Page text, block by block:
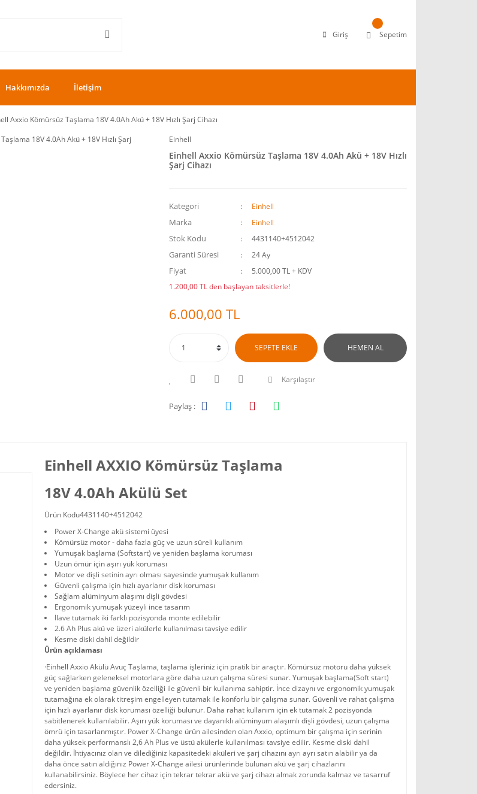
Giriş Sepetim
Hakkımızda İletişim
Axxio Kömürsüz Taşlama 18V 4.0Ah Akü + 18V Hızlı Şarj Cihazı
Einhell
Einhell Axxio Kömürsüz Taşlama 18V 4.0Ah Akü + 18V Hızlı
Şarj Cihazı
Kategori Einhell
Marka Einhell
Stok Kodu 4431140+4512042
Garanti Süresi 24 Ay
Fiyat
5.000,00 TL + KDV
1.200,00 TL den başlayan taksitlerle!
6.000,00 TL
SEPETE EKLE HEMEN AL
Karşılaştır
Paylaş :
Einhell AXXIO Kömürsüz Taşlama
18V 4.0Ah Akülü Set
Ürün Kodu4431140+4512042
Power X-Change akü sistemi üyesi
Kömürsüz motor - daha fazla güç ve uzun süreli kullanım
Yumuşak başlama (Softstart) ve yeniden başlama koruması
Uzun ömür için aşırı yük koruması
Motor ve dişli setinin ayrı olması sayesinde yumuşak kullanım
Güvenli çalışma için hızlı ayarlanır disk koruması
Sağlam alüminyum alaşımı dişli gövdesi
Ergonomik yumuşak yüzeyli ince tasarım
İlave tutamak iki farklı pozisyonda monte edilebilir
2.6 Ah Plus akü ve üzeri akülerle kullanılması tavsiye edilir
Kesme diski dahil değildir
Ürün açıklaması
·Einhell Axxio Akülü Avuç Taşlama, taşlama işleriniz için pratik bir araçtır. Kömürsüz motoru daha yüksek
güç sağlarken geleneksel motorlara göre daha uzun çalışma süresi sunar. Yumuşak başlama(Soft start)
ve yeniden başlama güvenlik özelliği ile güvenli bir kullanıma sahiptir. İnce dizaynı ve ergonomik yumuşak
tutamağına ek olarak titreşim engelleyen tutamak ile konforlu bir çalışma sunar. Güvenli ve rahat çalışma
için hızlı ayarlanır disk koruması özelliği bulunur. Daha rahat kullanım için ek tutamak 2 pozisyonda
sabitlenerek kullanılabilir. Aşırı yük koruması ve dayanıklı alüminyum alaşımlı dişli gövdesi, uzun çalışma
ömrü için tasarlanmıştır. Power X-Change ürün ailesinden olan Axxio, optimum bir çalışma için serinin
daha yüksek performanslı 2,6 Ah Plus ve üstü akülerle kullanılması tavsiye edilir. Kesme diski dahil
değildir. İhtiyacınız olan ve dilediğiniz kapasitedeki aküleri ve şarj cihazını ayrı ayrı satın alabilir ya da
daha önce satın aldığınız Power X-Change ailesi ürünlerinde bulunan akü ve şarj cihazlarını
kullanabilirsiniz. Böylece her cihaz için tekrar tekrar akü ve şarj cihazı almak zorunda kalmaz ve tasarruf
edersiniz.